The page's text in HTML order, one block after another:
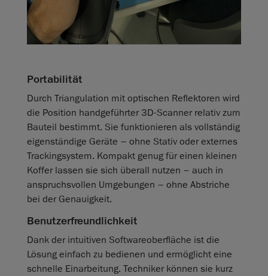
Portabilität
Durch Triangulation mit optischen Reflektoren wird
die Position handgeführter 3D-Scanner relativ zum
Bauteil bestimmt. Sie funktionieren als vollständig
eigenständige Geräte – ohne Stativ oder externes
Trackingsystem. Kompakt genug für einen kleinen
Koffer lassen sie sich überall nutzen – auch in
anspruchsvollen Umgebungen – ohne Abstriche
bei der Genauigkeit.
Benutzerfreundlichkeit
Dank der intuitiven Softwareoberfläche ist die
Lösung einfach zu bedienen und ermöglicht eine
schnelle Einarbeitung. Techniker können sie kurz